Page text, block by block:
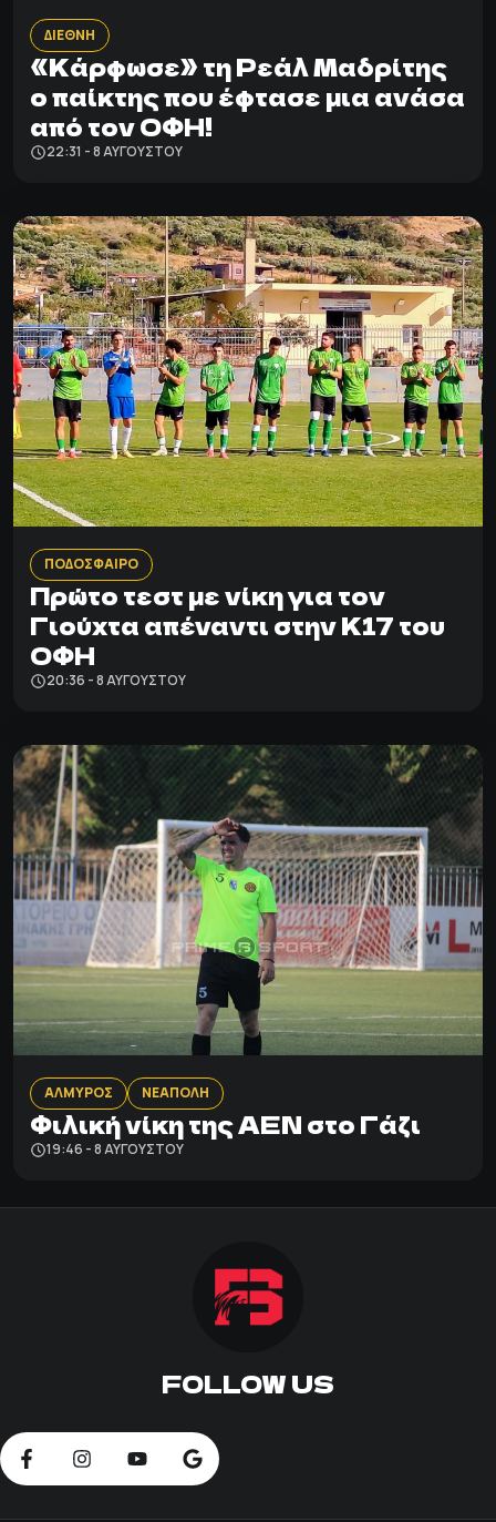
ΔΙΕΘΝΗ
«Κάρφωσε» τη Ρεάλ Μαδρίτης
ο παίκτης που έφτασε μια ανάσα
από τον ΟΦΗ!
22:31 - 8 ΑΥΓΟΎΣΤΟΥ
ΠΟΔΟΣΦΑΙΡΟ
Πρώτο τεστ με νίκη για τον
Γιούχτα απέναντι στην Κ17 του
ΟΦΗ
20:36 - 8 ΑΥΓΟΎΣΤΟΥ
ΑΛΜΥΡΟΣ ΝΕΑΠΟΛΗ
Φιλική νίκη της ΑΕΝ στο Γάζι
19:46 - 8 ΑΥΓΟΎΣΤΟΥ
FOLLOW US